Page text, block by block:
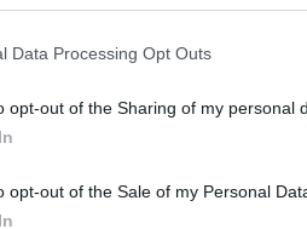
Data Processing Opt Outs
opt-out of the Sharing of my personal
opt-out of the Sale of my Personal
TV
vysílat stanice Toosheh TV
1 TV Ganatleba
8PSK) odstartovaly stanice 1 TV
vysílání stanice SAUDI SUNNAH